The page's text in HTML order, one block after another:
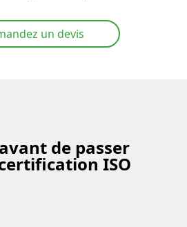
un devis
de passer
ISO